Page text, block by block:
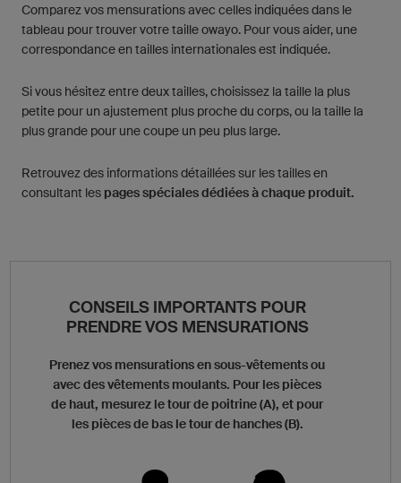
Comparez vos mensurations avec celles indiquées dans le
tableau pour trouver votre taille owayo. Pour vous aider, une
correspondance en tailles internationales est indiquée.
Si vous hésitez entre deux tailles, choisissez la taille la plus
petite pour un ajustement plus proche du corps, ou la taille la
plus grande pour une coupe un peu plus large.
Retrouvez des informations détaillées sur les tailles en
consultant les pages spéciales dédiées à chaque produit.
CONSEILS IMPORTANTS POUR
PRENDRE VOS MENSURATIONS
Prenez vos mensurations en sous-vêtements ou
avec des vêtements moulants. Pour les pièces
de haut, mesurez le tour de poitrine (A), et pour
les pièces de bas le tour de hanches (B).